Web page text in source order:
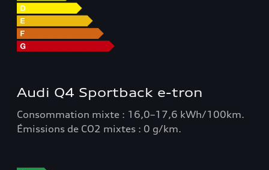
Audi Q4 Sportback e-tron
Consommation mixte : 16,0–17,6 kWh/100km.
Émissions de CO2 mixtes : 0 g/km.